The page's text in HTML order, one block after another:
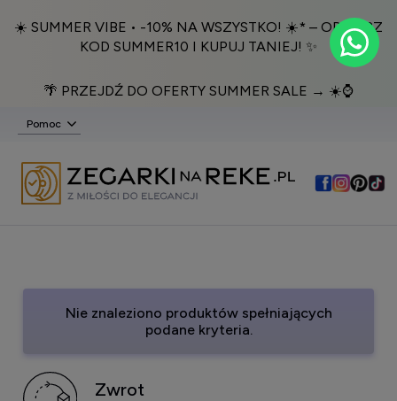
☀️ SUMMER VIBE • -10% NA WSZYSTKO! ☀️* – ODBIERZ
KOD SUMMER10 I KUPUJ TANIEJ! ✨
🌴 PRZEJDŹ DO OFERTY SUMMER SALE → ☀️⌚️
Pomoc
Nie znaleziono produktów spełniających
podane kryteria.
Zwrot